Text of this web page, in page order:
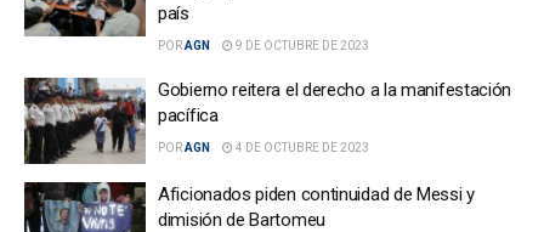
país
PORAGN 9 DE OCTUBRE DE 2023
Gobierno reitera el derecho a la manifestación
pacífica
PORAGN 4 DE OCTUBRE DE 2023
Aficionados piden continuidad de Messi y
dimisión de Bartomeu